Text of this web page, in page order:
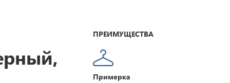
ПРЕИМУЩЕСТВА
Примерка